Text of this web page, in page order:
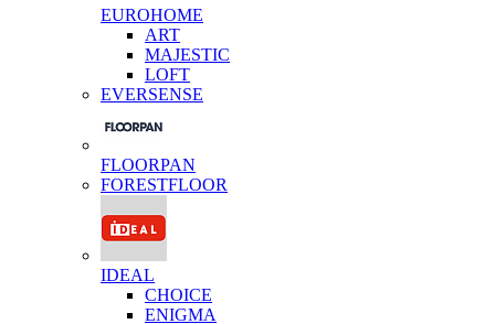
EUROHOME
ART
MAJESTIC
LOFT
EVERSENSE
FLOORPAN
FORESTFLOOR
IDEAL
CHOICE
ENIGMA